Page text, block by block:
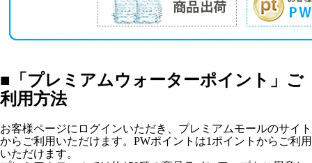
■「プレミアムウォーターポイント」ご
利用方法
お客様ページにログインいただき、プレミアムモールのサイト
からご利用いただけます。PWポイントは1ポイントからご利用
いただけます。